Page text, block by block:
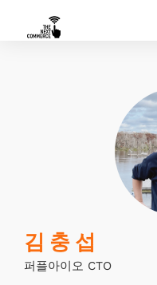
김 충 섭
퍼플아이오 CTO